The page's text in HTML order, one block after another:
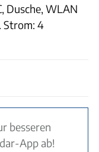
Dusche, WLAN
Strom: 4
besseren
App ab!